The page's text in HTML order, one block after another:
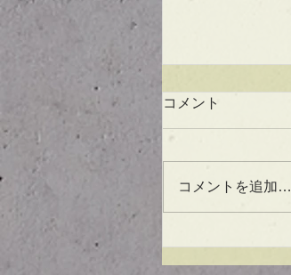
バスオイル★
コメント
コメントを追加…